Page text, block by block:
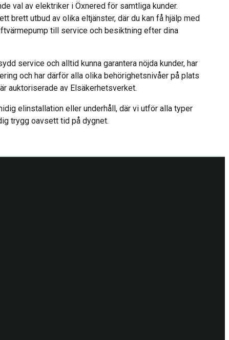
val av elektriker i Öxnered för samtliga kunder.
brett utbud av olika eltjänster, där du kan få hjälp med
till service och besiktning efter dina
service och alltid kunna garantera nöjda kunder, har
och har därför alla olika behörighetsnivåer på plats
auktoriserade av Elsäkerhetsverket.
elinstallation eller underhåll, där vi utför alla typer
trygg oavsett tid på dygnet.